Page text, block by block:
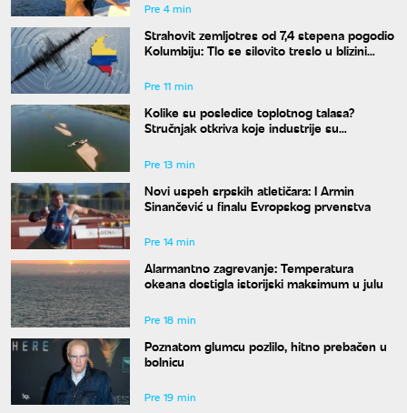
Pre 4 min
Strahovit zemljotres od 7,4 stepena pogodio
Kolumbiju: Tlo se silovito treslo u blizini
Pre 11 min
Kolike su posledice toplotnog talasa?
Stručnjak otkriva koje industrije su
Pre 13 min
Novi uspeh srpskih atletičara: I Armin
Sinančević u finalu Evropskog prvenstva
Pre 14 min
Alarmantno zagrevanje: Temperatura
okeana dostigla istorijski maksimum u julu
Pre 18 min
Poznatom glumcu pozlilo, hitno prebačen u
bolnicu
Pre 19 min